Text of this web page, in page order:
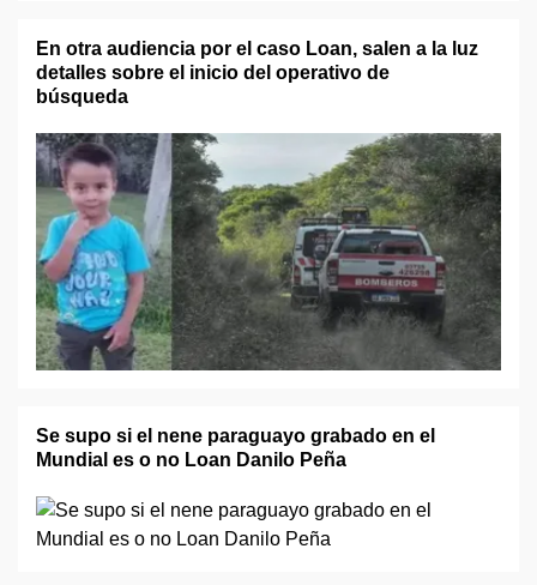
En otra audiencia por el caso Loan, salen a la luz
detalles sobre el inicio del operativo de
búsqueda
Se supo si el nene paraguayo grabado en el
Mundial es o no Loan Danilo Peña